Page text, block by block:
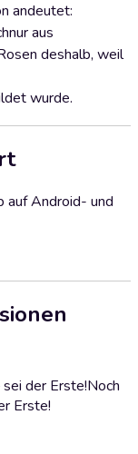
andeutet:
aus
deshalb, weil
wurde.
auf Android- und
der Erste!Noch
Erste!